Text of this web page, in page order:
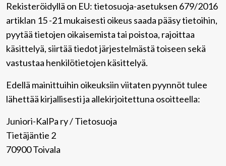
Rekisteröidyllä on EU: tietosuoja-asetuksen 679/2016
artiklan 15 -21 mukaisesti oikeus saada pääsy tietoihin,
pyytää tietojen oikaisemista tai poistoa, rajoittaa
käsittelyä, siirtää tiedot järjestelmästä toiseen sekä
vastustaa henkilötietojen käsittelyä.
Edellä mainittuihin oikeuksiin viitaten pyynnöt tulee
lähettää kirjallisesti ja allekirjoitettuna osoitteella:
Juniori-KalPa ry / Tietosuoja
Tietäjäntie 2
70900 Toivala